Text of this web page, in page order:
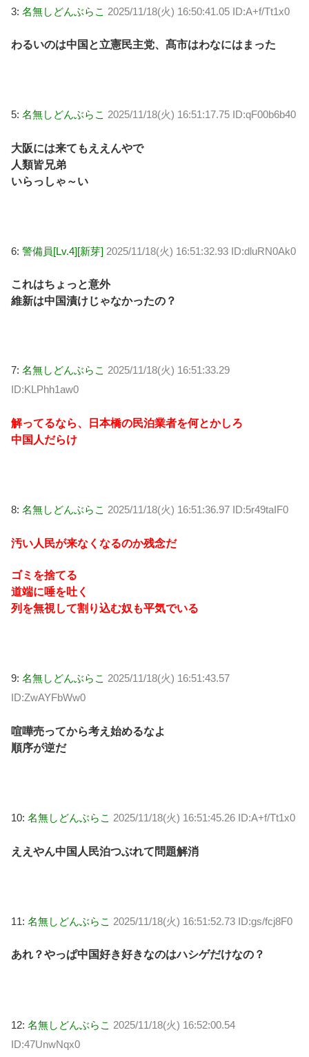
3: 名無しどんぶらこ 2025/11/18(火) 16:50:41.05 ID:A+f/Tt1x0
わるいのは中国と立憲民主党、髙市はわなにはまった
5: 名無しどんぶらこ 2025/11/18(火) 16:51:17.75 ID:qF00b6b40
大阪には来てもええんやで
人類皆兄弟
いらっしゃ～い
6: 警備員[Lv.4][新芽] 2025/11/18(火) 16:51:32.93 ID:dluRN0Ak0
これはちょっと意外
維新は中国漬けじゃなかったの？
7: 名無しどんぶらこ 2025/11/18(火) 16:51:33.29
ID:KLPhh1aw0
解ってるなら、日本橋の民泊業者を何とかしろ
中国人だらけ
8: 名無しどんぶらこ 2025/11/18(火) 16:51:36.97 ID:5r49taIF0
汚い人民が来なくなるのか残念だ
ゴミを捨てる
道端に唾を吐く
列を無視して割り込む奴も平気でいる
9: 名無しどんぶらこ 2025/11/18(火) 16:51:43.57
ID:ZwAYFbWw0
喧嘩売ってから考え始めるなよ
順序が逆だ
10: 名無しどんぶらこ 2025/11/18(火) 16:51:45.26 ID:A+f/Tt1x0
ええやん中国人民泊つぶれて問題解消
11: 名無しどんぶらこ 2025/11/18(火) 16:51:52.73 ID:gs/fcj8F0
あれ？やっぱ中国好き好きなのはハシゲだけなの？
12: 名無しどんぶらこ 2025/11/18(火) 16:52:00.54
ID:47UnwNqx0